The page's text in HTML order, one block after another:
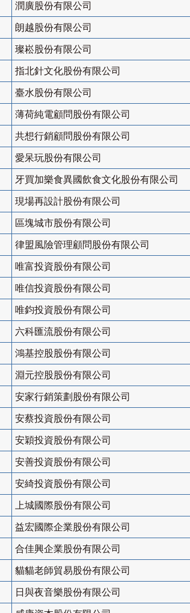
潤廣股份有限公司
朗越股份有限公司
璨崧股份有限公司
指北針文化股份有限公司
臺水股份有限公司
薄荷純電顧問股份有限公司
共想行銷顧問股份有限公司
愛呆玩股份有限公司
牙買加樂食異國飲食文化股份有限公司
現場再設計股份有限公司
區塊城市股份有限公司
律盟風險管理顧問股份有限公司
唯富投資股份有限公司
唯信投資股份有限公司
唯鈞投資股份有限公司
六科匯流股份有限公司
鴻基控股股份有限公司
淵元控股股份有限公司
安家行銷策劃股份有限公司
安蔡投資股份有限公司
安穎投資股份有限公司
安善投資股份有限公司
安綺投資股份有限公司
上城國際股份有限公司
益宏國際企業股份有限公司
合佳興企業股份有限公司
貓貓老師貿易股份有限公司
日與夜音樂股份有限公司